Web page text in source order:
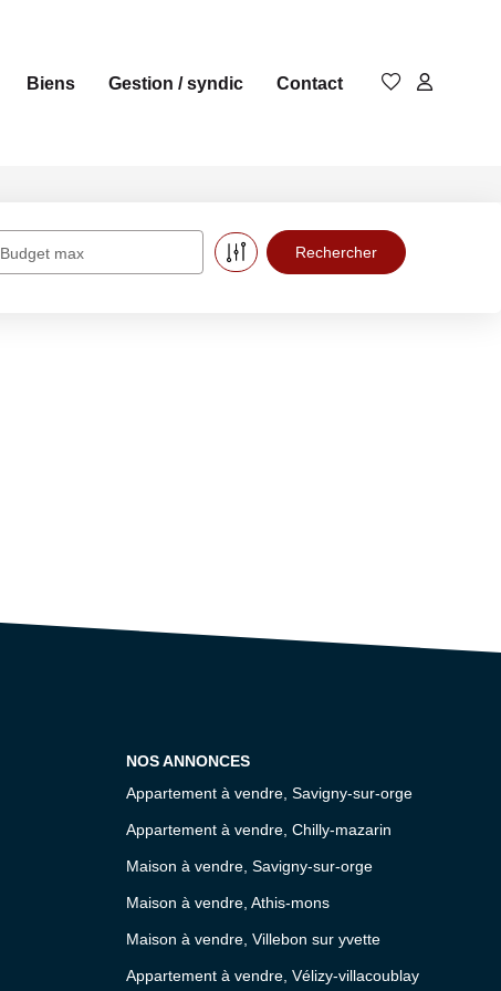
Biens Gestion / syndic Contact
Budget max
NOS ANNONCES
Appartement à vendre, Savigny-sur-orge
Appartement à vendre, Chilly-mazarin
Maison à vendre, Savigny-sur-orge
Maison à vendre, Athis-mons
Maison à vendre, Villebon sur yvette
Appartement à vendre, Vélizy-villacoublay